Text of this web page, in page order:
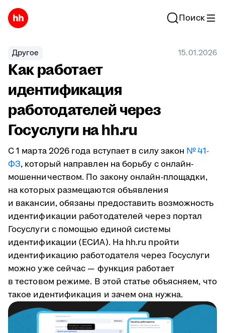
Поиск
Другое 15.01.2026
Как работает
идентификация
работодателей через
Госуслуги на hh.ru
С 1 марта 2026 года вступает в силу закон № 41-
ФЗ, который направлен на борьбу с онлайн-
мошенничеством. По закону онлайн-площадки,
на которых размещаются объявления
и вакансии, обязаны предоставить возможность
идентификации работодателей через портал
Госуслуги с помощью единой системы
идентификации (ЕСИА). На hh.ru пройти
идентификацию работодателя через Госуслуги
можно уже сейчас — функция работает
в тестовом режиме. В этой статье объясняем, что
такое идентификация и зачем она нужна.